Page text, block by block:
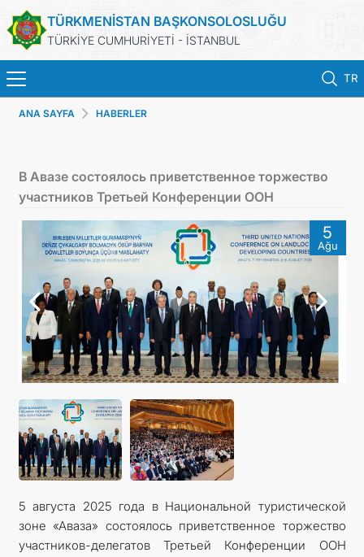
TÜRKMENİSTAN BAŞKONSOLOSLUĞU
TÜRKİYE CUMHURİYETİ - İSTANBUL
TR
TÜRKMENISTAN
KONSOLOSLUK RANDEVU SISTEMI
KONSOLOSLUK IŞLEMLERI
DB
İLETIŞIM
ANA SAYFA HABERLER
В Авазе состоялось приветственное торжество
участников Третьей Конференции ООН
5
Ağu
5 августа 2025 года в Национальной туристической
зоне «Аваза» состоялось приветственное торжество
участников-делегатов Третьей Конференции ООН